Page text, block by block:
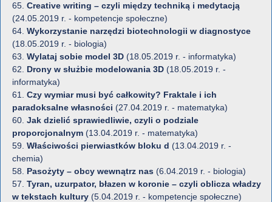
65. Creative writing – czyli między techniką i medytacją
(24.05.2019 r. - kompetencje społeczne)
64. Wykorzystanie narzędzi biotechnologii w diagnostyce
(18.05.2019 r. - biologia)
63. Wylataj sobie model 3D (18.05.2019 r. - informatyka)
62. Drony w służbie modelowania 3D (18.05.2019 r. -
informatyka)
61. Czy wymiar musi być całkowity? Fraktale i ich
paradoksalne własności (27.04.2019 r. - matematyka)
60. Jak dzielić sprawiedliwie, czyli o podziale
proporcjonalnym (13.04.2019 r. - matematyka)
59. Właściwości pierwiastków bloku d (13.04.2019 r. -
chemia)
58. Pasożyty – obcy wewnątrz nas (6.04.2019 r. - biologia)
57. Tyran, uzurpator, błazen w koronie – czyli oblicza władzy
w tekstach kultury (5.04.2019 r. - kompetencje społeczne)